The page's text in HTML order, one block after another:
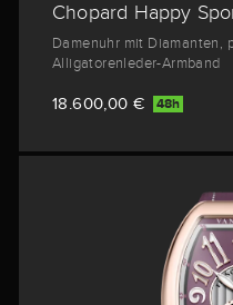
Chopard Happy
Damenuhr mit Diamanten,
Alligatorenleder-Armband
18.600,00 € 48h